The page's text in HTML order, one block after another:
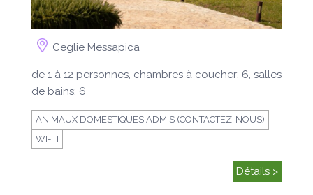
Ceglie Messapica
de 1 à 12 personnes, chambres à coucher: 6, salles
de bains: 6
ANIMAUX DOMESTIQUES ADMIS (CONTACTEZ-NOUS)
WI-FI
Détails >